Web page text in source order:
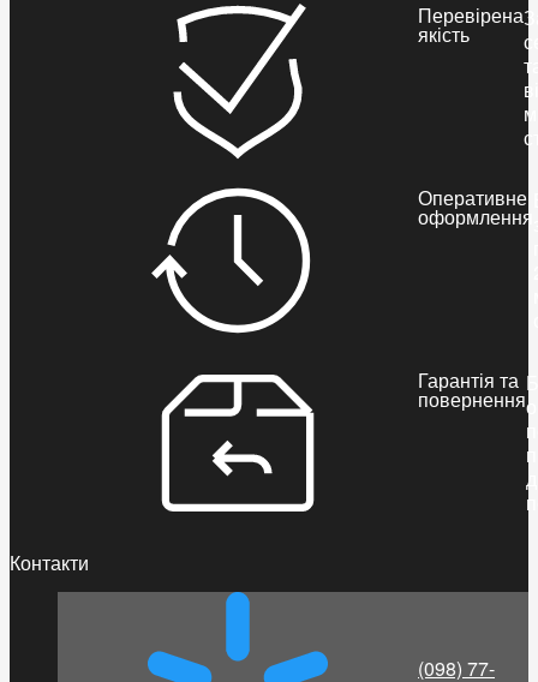
Перевірена
якість
Оперативне
оформлення
Гарантія та
повернення
Контакти
(098) 77-